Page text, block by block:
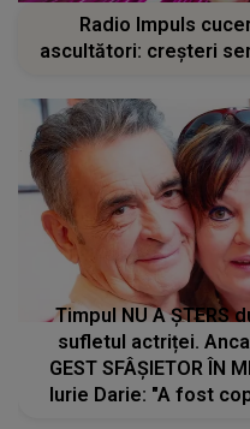
Radio Impuls
ascultători: creșteri
Timpul NU A ȘTERS
sufletul actriței.
GEST SFÂȘIETOR ÎN
Iurie Darie: "A fost